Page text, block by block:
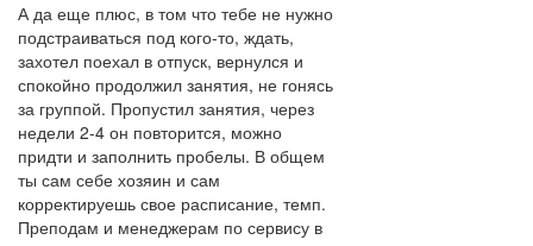
А да еще плюс, в том что тебе не нужно
подстраиваться под кого-то, ждать,
захотел поехал в отпуск, вернулся и
спокойно продолжил занятия, не гонясь
за группой. Пропустил занятия, через
недели 2-4 он повторится, можно
придти и заполнить пробелы. В общем
ты сам себе хозяин и сам
корректируешь свое расписание, темп.
Преподам и менеджерам по сервису в